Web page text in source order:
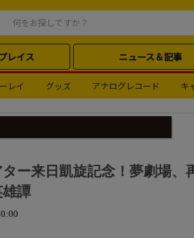
レイス ニュース＆記事
レイ グッズ アナログレコード キ
ター来日凱旋記念！夢劇場
雄譚